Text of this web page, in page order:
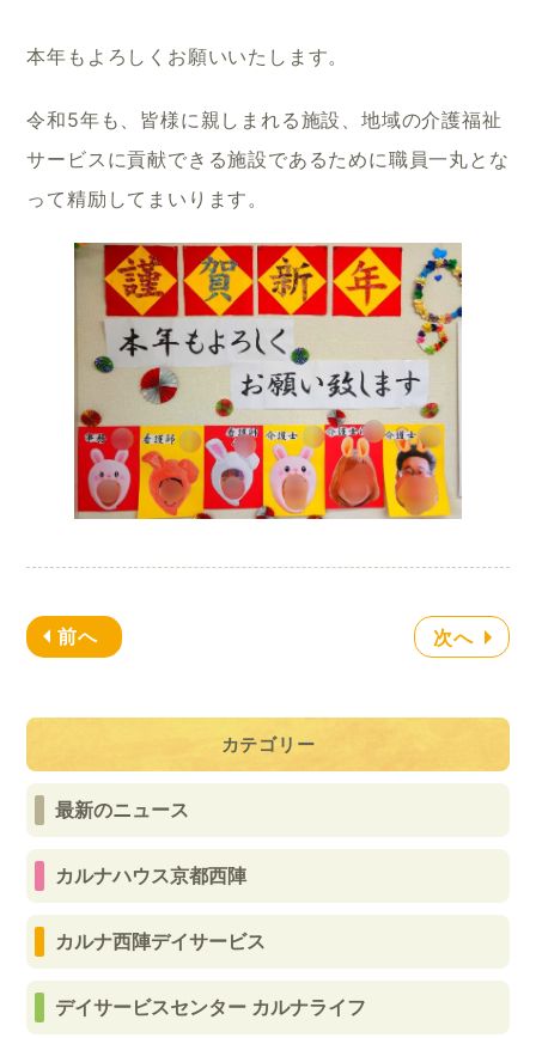
カテゴリー
最新のニュース
カルナハウス京都西陣
カルナ西陣デイサービス
デイサービスセンター カルナライフ
本年もよろしくお願いいたします。
令和5年も、皆様に親しまれる施設、地域の介護福祉
サービスに貢献できる施設であるために職員一丸とな
って精励してまいります。
前へ 次へ